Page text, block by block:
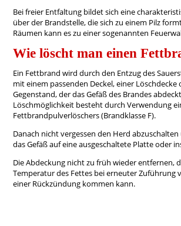
Bei freier Entfaltung bildet sich eine
über der Brandstelle, die sich zu einem Pilz
Räumen kann es zu einer sogenannten
Wie löscht man einen
Ein Fettbrand wird durch den Entzug des
mit einem passenden Deckel, einer
Gegenstand, der das Gefäß des Brandes
Löschmöglichkeit besteht durch Verwendung
Fettbrandpulverlöschers (Brandklasse F).
Danach nicht vergessen den Herd
das Gefäß auf eine ausgeschaltete Platte oder
Die Abdeckung nicht zu früh wieder entfernen,
Temperatur des Fettes bei erneuter Zuführung
einer Rückzündung kommen kann.